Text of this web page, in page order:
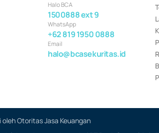
Halo BCA
1500888 ext 9
WhatsApp
+62 819 1950 0888
Email
halo@bcasekuritas.id
Otoritas Jasa Keuangan